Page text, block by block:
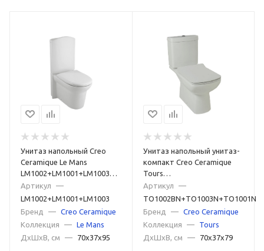
С вертикальным выпуском
С горизонтальным выпуском С косым выпуском
Керамические Фарфоровые
Из нержавеющей стали Для дачи
Для пожилых людей Для инвалидов Для детей
Дизайнерские Ретро
Розовые Серые Красные
Унитаз напольный Creo
Ceramique Le Mans
LM1002+LM1001+LM1003
белый
Артикул
—
LM1002+LM1001+LM1003
Бренд
— Creo Ceramique
Коллекция
— Le Mans
ДxШxВ, см
— 70x37x95
Унитаз напольный унитаз-
компакт Creo Ceramique
Tours
TO1002BN+TO1003N+TO1001N
белый
Артикул
—
TO1002BN+TO1003N+TO1001N
Бренд
—
Creo Ceramique
Коллекция
—
Tours
ДxШxВ, см
— 70x37x79